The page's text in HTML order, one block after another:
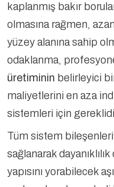
kaplanmış bakır
olmasına rağmen,
yüzey alanına sahip
odaklanma,
üretiminin belirleyici
maliyetlerini en aza
sistemleri için
Tüm sistem
sağlanarak
yapısını yorabilecek